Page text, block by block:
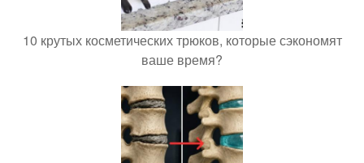
10 крутых косметических трюков, которые сэкономят
ваше время?